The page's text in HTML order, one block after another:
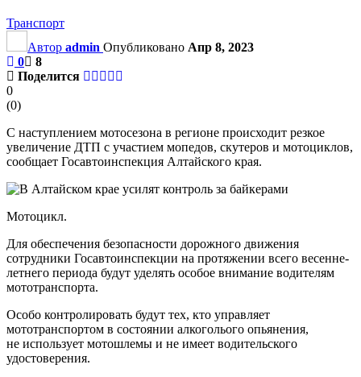
Транспорт
Автор admin Опубликовано Апр 8, 2023
0
8
Поделится
0
(0)
С наступлением мотосезона в регионе происходит резкое
увеличение ДТП с участием мопедов, скутеров и мотоциклов,
сообщает Госавтоинспекция Алтайского края.
Мотоцикл.
Для обеспечения безопасности дорожного движения
сотрудники Госавтоинспекции на протяжении всего весенне-
летнего периода будут уделять особое внимание водителям
мототранспорта.
Особо контролировать будут тех, кто управляет
мототранспортом в состоянии алкоголього опьянения,
не использует мотошлемы и не имеет водительского
удостоверения.